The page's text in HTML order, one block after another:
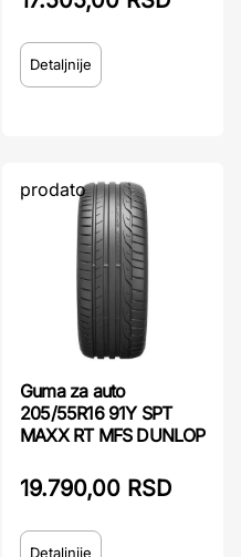
Detaljnije
prodato
Guma za auto
205/55R16 91Y SPT
MAXX RT MFS DUNLOP
19.790,00 RSD
Detaljnije